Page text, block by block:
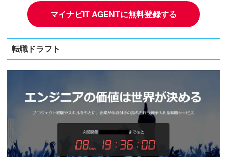
マイナビIT AGENTに無料登録する
転職ドラフト